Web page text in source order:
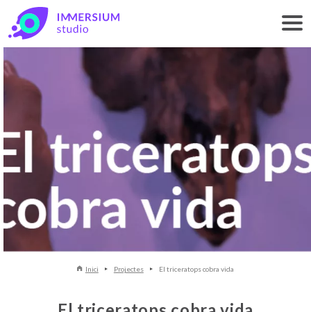
Inici Projectes El triceratops cobra vida